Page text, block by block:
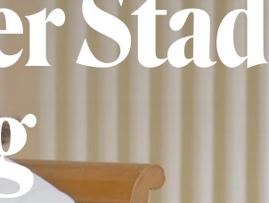
Stad